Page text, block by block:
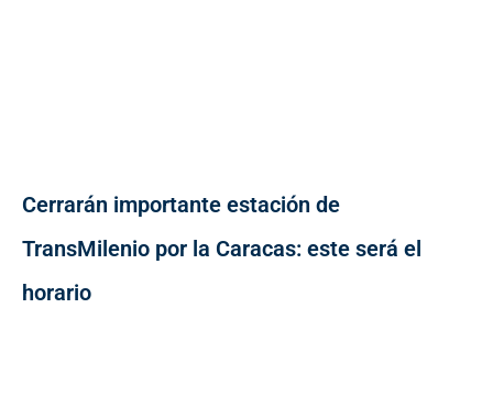
Cerrarán importante estación de
TransMilenio por la Caracas: este será el
horario